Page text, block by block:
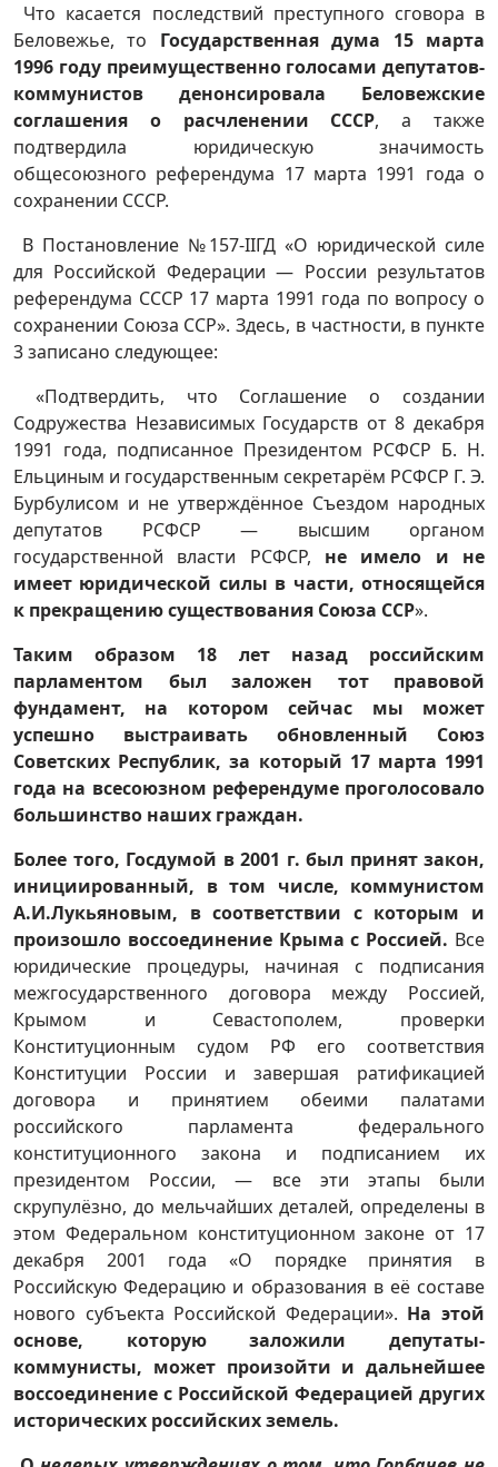
Что касается последствий преступного сговора в
Беловежье, то Государственная дума 15 марта
1996 году преимущественно голосами депутатов-
коммунистов денонсировала Беловежские
соглашения о расчленении СССР, а также
подтвердила юридическую значимость
общесоюзного референдума 17 марта 1991 года о
сохранении СССР.
В Постановление №157-IIГД «О юридической силе
для Российской Федерации — России результатов
референдума СССР 17 марта 1991 года по вопросу о
сохранении Союза ССР». Здесь, в частности, в пункте
3 записано следующее:
«Подтвердить, что Соглашение о создании
Содружества Независимых Государств от 8 декабря
1991 года, подписанное Президентом РСФСР Б. Н.
Ельциным и государственным секретарём РСФСР Г. Э.
Бурбулисом и не утверждённое Съездом народных
депутатов РСФСР — высшим органом
государственной власти РСФСР, не имело и не
имеет юридической силы в части, относящейся
к прекращению существования Союза ССР».
Таким образом 18 лет назад российским
парламентом был заложен тот правовой
фундамент, на котором сейчас мы может
успешно выстраивать обновленный Союз
Советских Республик, за который 17 марта 1991
года на всесоюзном референдуме проголосовало
большинство наших граждан.
Более того, Госдумой в 2001 г. был принят закон,
инициированный, в том числе, коммунистом
А.И.Лукьяновым, в соответствии с которым и
произошло воссоединение Крыма с Россией. Все
юридические процедуры, начиная с подписания
межгосударственного договора между Россией,
Крымом и Севастополем, проверки
Конституционным судом РФ его соответствия
Конституции России и завершая ратификацией
договора и принятием обеими палатами
российского парламента федерального
конституционного закона и подписанием их
президентом России, — все эти этапы были
скрупулёзно, до мельчайших деталей, определены в
этом Федеральном конституционном законе от 17
декабря 2001 года «О порядке принятия в
Российскую Федерацию и образования в её составе
нового субъекта Российской Федерации». На этой
основе, которую заложили депутаты-
коммунисты, может произойти и дальнейшее
воссоединение с Российской Федерацией других
исторических российских земель.